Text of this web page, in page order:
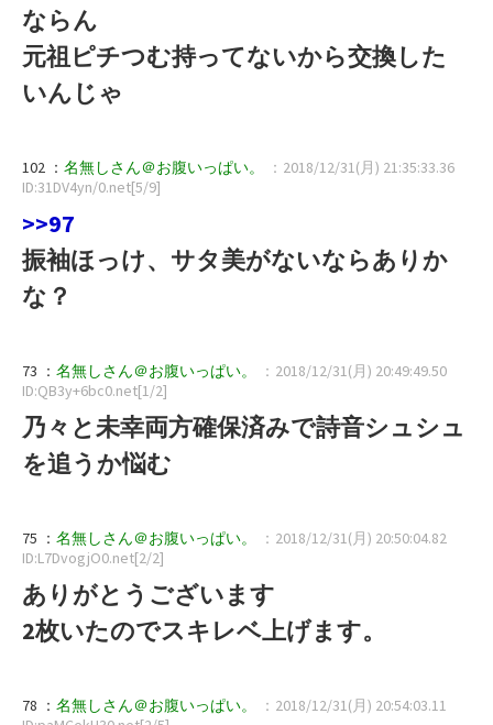
ならん
元祖ピチつむ持ってないから交換した
いんじゃ
102 ： 名無しさん＠お腹いっぱい。
：2018/12/31(月) 21:35:33.36
ID:31DV4yn/0.net[5/9]
>>97
振袖ほっけ、サタ美がないならありか
な？
73 ： 名無しさん＠お腹いっぱい。
：2018/12/31(月) 20:49:49.50
ID:QB3y+6bc0.net[1/2]
乃々と未幸両方確保済みで詩音シュシュ
を追うか悩む
75 ： 名無しさん＠お腹いっぱい。
：2018/12/31(月) 20:50:04.82
ID:L7DvogjO0.net[2/2]
ありがとうございます
2枚いたのでスキレベ上げます。
78 ： 名無しさん＠お腹いっぱい。
：2018/12/31(月) 20:54:03.11